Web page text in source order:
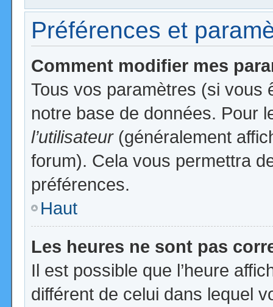
Préférences et
Comment modifier mes
Tous vos paramètres (si vous
notre base de données. Pour
l’utilisateur(généralement
forum). Cela vous permettra
préférences.
Haut
Les heures ne sont pas
Il est possible que l’heure
différent de celui dans lequel